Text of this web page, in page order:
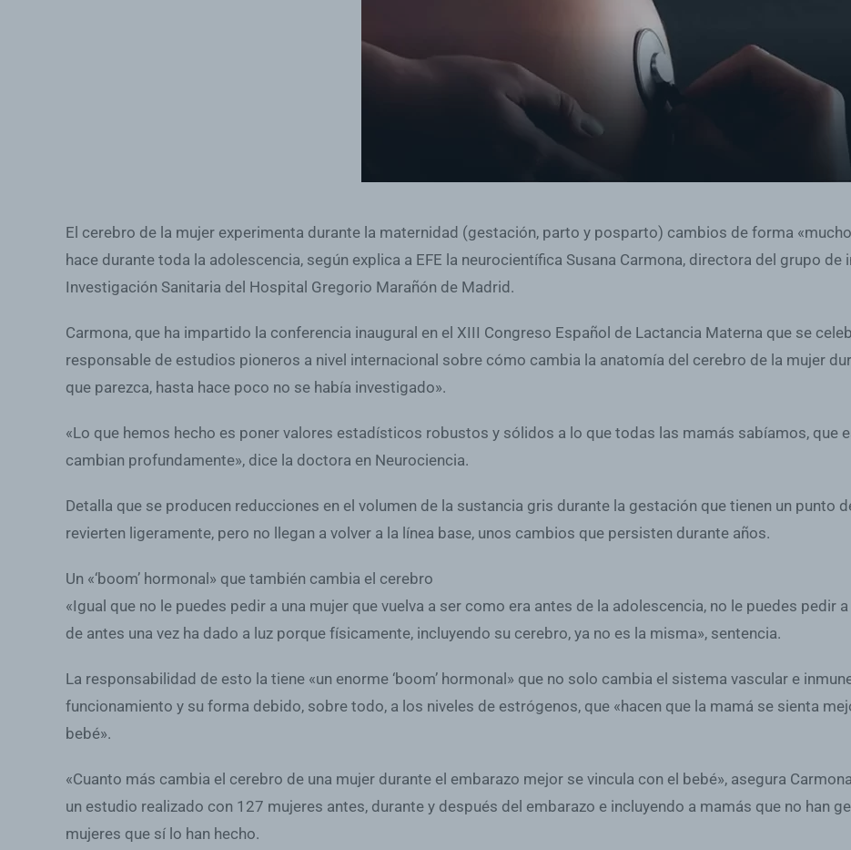
El cerebro de la mujer experimenta durante la maternidad (gestación, parto y posparto) cambios de forma
hace durante toda la adolescencia, según explica a EFE la neurocientífica Susana Carmona, directora del grupo
Investigación Sanitaria del Hospital Gregorio Marañón de Madrid.
Carmona, que ha impartido la conferencia inaugural en el XIII Congreso Español de Lactancia Materna que se
responsable de estudios pioneros a nivel internacional sobre cómo cambia la anatomía del cerebro de la mujer
que parezca, hasta hace poco no se había investigado».
«Lo que hemos hecho es poner valores estadísticos robustos y sólidos a lo que todas las mamás sabíamos, que
cambian profundamente», dice la doctora en Neurociencia.
Detalla que se producen reducciones en el volumen de la sustancia gris durante la gestación que tienen un punto
revierten ligeramente, pero no llegan a volver a la línea base, unos cambios que persisten durante años.
Un «‘boom’ hormonal» que también cambia el cerebro
«Igual que no le puedes pedir a una mujer que vuelva a ser como era antes de la adolescencia, no le puedes pedir
de antes una vez ha dado a luz porque físicamente, incluyendo su cerebro, ya no es la misma», sentencia.
La responsabilidad de esto la tiene «un enorme ‘boom’ hormonal» que no solo cambia el sistema vascular e
funcionamiento y su forma debido, sobre todo, a los niveles de estrógenos, que «hacen que la mamá se sienta
bebé».
«Cuanto más cambia el cerebro de una mujer durante el embarazo mejor se vincula con el bebé», asegura
un estudio realizado con 127 mujeres antes, durante y después del embarazo e incluyendo a mamás que no han
mujeres que sí lo han hecho.